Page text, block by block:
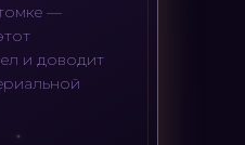
—
и доводит